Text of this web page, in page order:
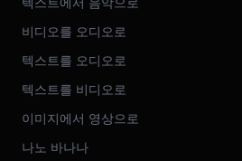
비디오를 오디오로
텍스트를 오디오로
텍스트를 비디오로
이미지에서 영상으로
나노 바나나